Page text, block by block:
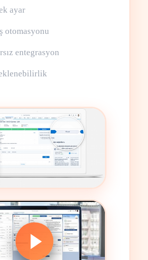
ayar
otomasyonu
entegrasyon